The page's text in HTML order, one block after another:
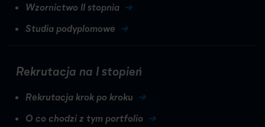
Wzornictwo II stopnia
Studia podyplomowe
Rekrutacja na I stopień
Rekrutacja krok po kroku
O co chodzi z tym portfolio